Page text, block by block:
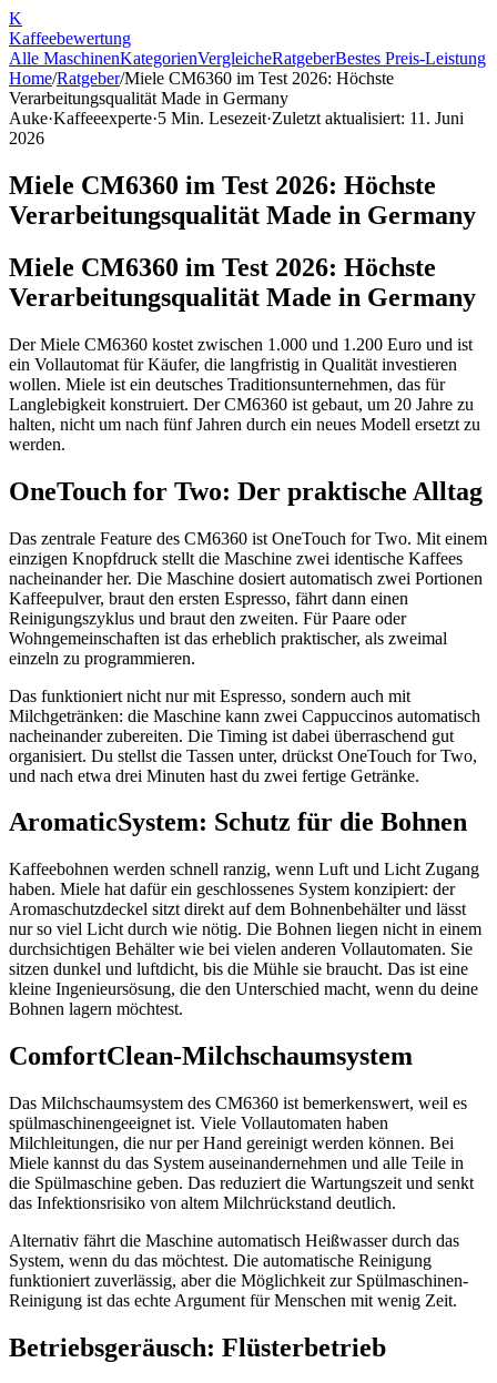
K
Kaffeebewertung
Alle MaschinenKategorienVergleicheRatgeberBestes Preis-Leistung
Home/Ratgeber/Miele CM6360 im Test 2026: Höchste
Verarbeitungsqualität Made in Germany
Auke·Kaffeeexperte·5 Min. Lesezeit·Zuletzt aktualisiert: 11. Juni
2026
Miele CM6360 im Test 2026: Höchste
Verarbeitungsqualität Made in Germany
Miele CM6360 im Test 2026: Höchste
Verarbeitungsqualität Made in Germany
Der Miele CM6360 kostet zwischen 1.000 und 1.200 Euro und ist
ein Vollautomat für Käufer, die langfristig in Qualität investieren
wollen. Miele ist ein deutsches Traditionsunternehmen, das für
Langlebigkeit konstruiert. Der CM6360 ist gebaut, um 20 Jahre zu
halten, nicht um nach fünf Jahren durch ein neues Modell ersetzt zu
werden.
OneTouch for Two: Der praktische Alltag
Das zentrale Feature des CM6360 ist OneTouch for Two. Mit einem
einzigen Knopfdruck stellt die Maschine zwei identische Kaffees
nacheinander her. Die Maschine dosiert automatisch zwei Portionen
Kaffeepulver, braut den ersten Espresso, fährt dann einen
Reinigungszyklus und braut den zweiten. Für Paare oder
Wohngemeinschaften ist das erheblich praktischer, als zweimal
einzeln zu programmieren.
Das funktioniert nicht nur mit Espresso, sondern auch mit
Milchgetränken: die Maschine kann zwei Cappuccinos automatisch
nacheinander zubereiten. Die Timing ist dabei überraschend gut
organisiert. Du stellst die Tassen unter, drückst OneTouch for Two,
und nach etwa drei Minuten hast du zwei fertige Getränke.
AromaticSystem: Schutz für die Bohnen
Kaffeebohnen werden schnell ranzig, wenn Luft und Licht Zugang
haben. Miele hat dafür ein geschlossenes System konzipiert: der
Aromaschutzdeckel sitzt direkt auf dem Bohnenbehälter und lässt
nur so viel Licht durch wie nötig. Die Bohnen liegen nicht in einem
durchsichtigen Behälter wie bei vielen anderen Vollautomaten. Sie
sitzen dunkel und luftdicht, bis die Mühle sie braucht. Das ist eine
kleine Ingenieursösung, die den Unterschied macht, wenn du deine
Bohnen lagern möchtest.
ComfortClean-Milchschaumsystem
Das Milchschaumsystem des CM6360 ist bemerkenswert, weil es
spülmaschinengeeignet ist. Viele Vollautomaten haben
Milchleitungen, die nur per Hand gereinigt werden können. Bei
Miele kannst du das System auseinandernehmen und alle Teile in
die Spülmaschine geben. Das reduziert die Wartungszeit und senkt
das Infektionsrisiko von altem Milchrückstand deutlich.
Alternativ fährt die Maschine automatisch Heißwasser durch das
System, wenn du das möchtest. Die automatische Reinigung
funktioniert zuverlässig, aber die Möglichkeit zur Spülmaschinen-
Reinigung ist das echte Argument für Menschen mit wenig Zeit.
Betriebsgeräusch: Flüsterbetrieb